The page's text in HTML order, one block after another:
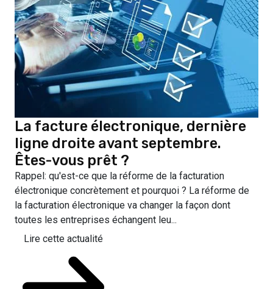
La facture électronique, dernière
ligne droite avant septembre.
Êtes-vous prêt ?
Rappel: qu'est-ce que la réforme de la facturation
électronique concrètement et pourquoi ? La réforme de
la facturation électronique va changer la façon dont
toutes les entreprises échangent leu...
Lire cette actualité